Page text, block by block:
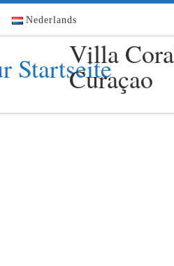
Nederlands
Villa
Curaçao